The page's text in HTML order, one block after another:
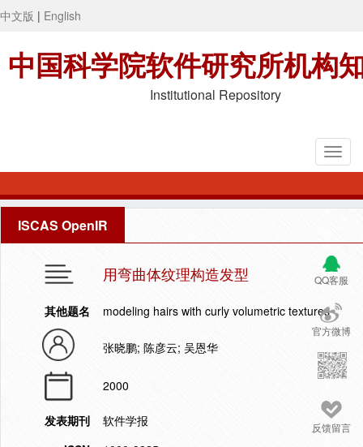
中文版 | English
中国科学院软件研究所机构
Institutional Repository
ISCAS OpenIR
QQ客服
官方微博
反馈留言
用弯曲体纹理构造发型
其他题名 modeling hairs with curly volumetric textures
张晓鹏; 陈彦云; 吴恩华
2000
发表期刊
软件学报